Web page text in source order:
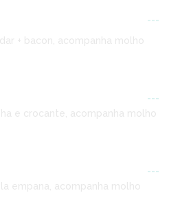
---
+ bacon, acompanha molho
---
e crocante, acompanha molho
---
empana, acompanha molho